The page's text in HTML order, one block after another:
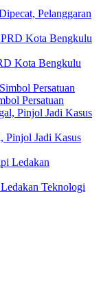
Pelanggaran
Kota Bengkulu
Persatuan
Pinjol Jadi Kasus
Teknologi